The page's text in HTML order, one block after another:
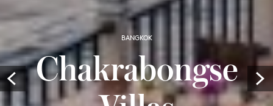
Prev
BANGKOK
Chakrabongse